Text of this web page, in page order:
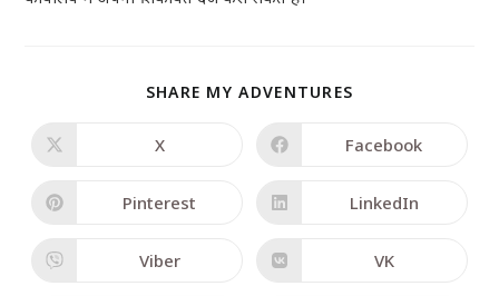
SHARE MY ADVENTURES
X Facebook
Pinterest LinkedIn
Viber VK